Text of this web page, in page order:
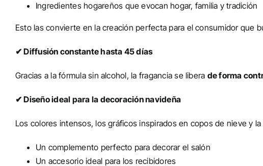
Ingredientes hogareños que evocan hogar, familia y tradición
Esto las convierte en la creación perfecta para el consumidor que
✔ Diffusión constante hasta 45 días
Gracias a la fórmula sin alcohol, la fragancia se libera de forma
✔ Diseño ideal para la decoración navideña
Los colores intensos, los gráficos inspirados en copos de nieve y
Un complemento perfecto para decorar el salón
Un accesorio ideal para los recibidores